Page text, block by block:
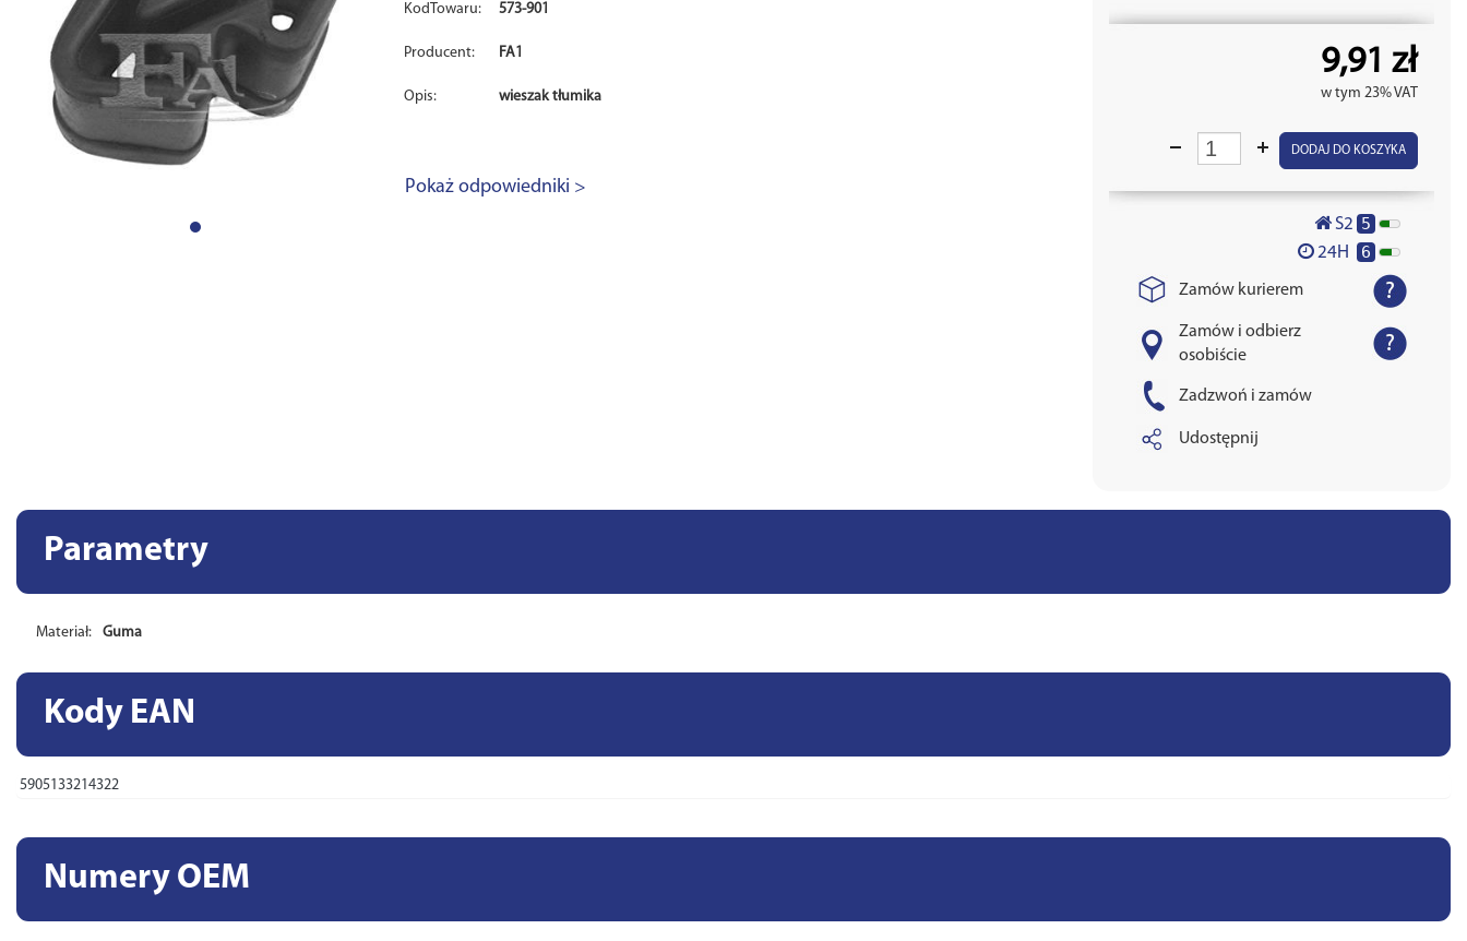
KodTowaru: 573-901
Producent: FA1
Opis: wieszak tłumika
Pokaż odpowiedniki >
9,91 zł
w tym 23% VAT
DODAJ DO KOSZYKA
S2 5
24H 6
Zamów kurierem
Zamów i odbierz
osobiście
Zadzwoń i zamów
Udostępnij
Parametry
Materiał: Guma
Kody EAN
5905133214322
Numery OEM